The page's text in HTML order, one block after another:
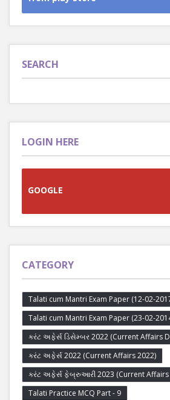
SEARCH
LOGIN HERE
GOOGLE
CATEGORY
Talati cum Mantri Exam Paper (12-02-
Talati cum Mantri Exam Paper (23-02-
કરંટ અફેર્સ ડિસેમ્બર 2022 (Current Affairs
કરંટ અફેર્સ 2022 (Current Affairs 2022)
કરંટ અફેર્સ ફેબ્રુઆરી 2023 (Current Affairs
Talati Practice MCQ Part - 9